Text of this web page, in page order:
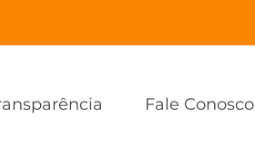
Fale Conosco